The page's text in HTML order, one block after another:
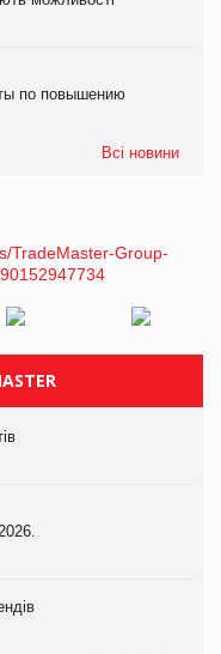
по повышению
Всі новини